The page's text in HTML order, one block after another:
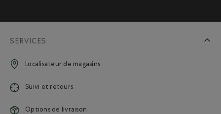
SERVICES
Localisateur de magasins
Suivi et retours
Options de livraison